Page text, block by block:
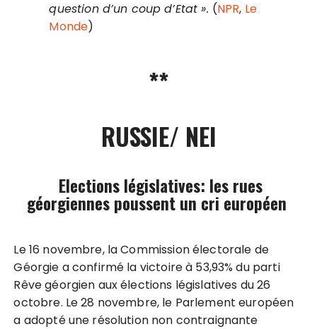
question d’un coup d’Etat ». (NPR, Le
Monde)
**
RUSSIE/ NEI
Elections législatives:​​ les rues
géorgiennes poussent un cri européen
Le 16 novembre, la Commission électorale de
Géorgie a confirmé la victoire à 53,93% du parti
Rêve géorgien aux élections législatives du 26
octobre. Le 28 novembre, le Parlement européen
a adopté une résolution non contraignante